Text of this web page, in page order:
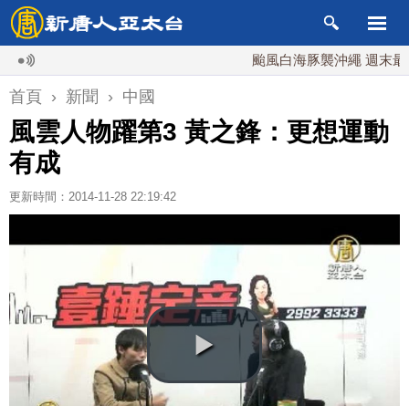
颱風白海豚襲沖繩 週末最近台
首頁 › 新聞 › 中國
風雲人物躍第3 黃之鋒：更想運動
有成
更新時間：2014-11-28 22:19:42